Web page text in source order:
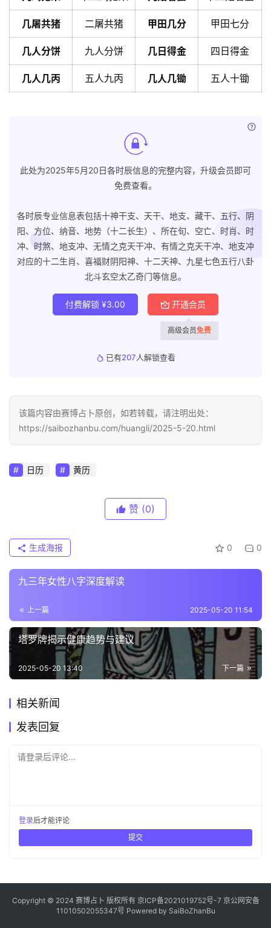
几屠共猪 二屠共猪 甲田几分 甲田七分
几人分饼 九人分饼 几日得金 四日得金
几人几丙 五人九丙 几人几锄 五人十锄
此处为2025年5月20日各时辰信息的完整内容，升级会员即可
免费查看。
各时辰专业信息表包括十神干支、天干、地支、藏干、五行、阴
阳、方位、纳音、地势（十二长生）、所在旬、空亡、时肖、时
冲、时煞、地支冲、无情之克天干冲、有情之克天干冲、地支冲
对应的十二生肖、喜福财阴阳神、十二天神、九星七色五行八卦
北斗玄空太乙奇门等信息。
付费解锁 ¥3.00 开通会员
高级会员免费
已有207人解锁查看
该篇内容由赛博占卜原创，如若转载，请注明出处：
https://saibozhanbu.com/huangli/2025-5-20.html
日历 黄历
赞 (0)
0 0
生成海报
九三年女性八字深度解读
上一篇 2025-05-20 11:54
塔罗牌揭示健康趋势与建议
下一篇
2025-05-20 13:40
相关新闻
发表回复
请登录后评论...
登录后才能评论
提交
Copyright © 2024 赛博占卜 版权所有 京ICP备2021019752号-7 京公网安备
11010502055347号 Powered by SaiBoZhanBu